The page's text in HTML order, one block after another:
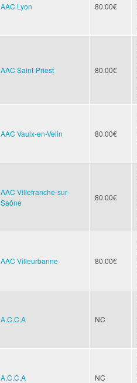
AAC Lyon 80.00€
AAC Saint-Priest 80.00€
AAC Vaulx-en-Velin 80.00€
AAC Villefranche-sur-
Saône
80.00€
AAC Villeurbanne 80.00€
A.C.C.A NC
A.C.C.A NC